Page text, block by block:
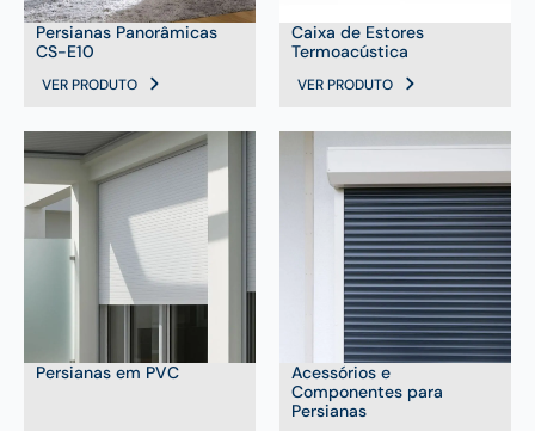
Persianas Panorâmicas
CS-E10
VER PRODUTO
Caixa de Estores
Termoacústica
VER PRODUTO
Persianas em PVC
Acessórios e
Componentes para
Persianas